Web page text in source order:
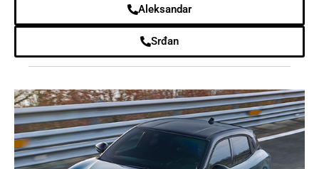
Aleksandar
Srđan